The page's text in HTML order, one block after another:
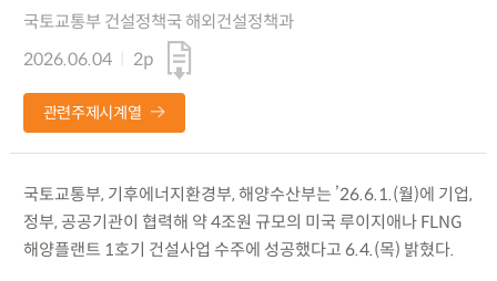
국토교통부 건설정책국 해외건설정책과
2026.06.04
2p
관련주제시계열
국토교통부, 기후에너지환경부, 해양수산부는 ’26.6.1.(월)에 기업,
정부, 공공기관이 협력해 약 4조원 규모의 미국 루이지애나 FLNG
해양플랜트 1호기 건설사업 수주에 성공했다고 6.4.(목) 밝혔다.